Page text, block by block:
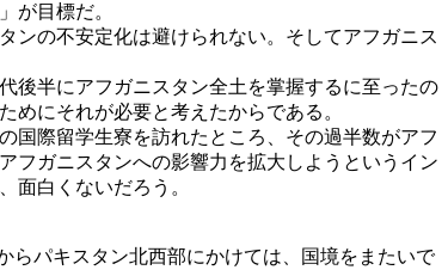
が目標だ。
ンの不安定化は避けられない。そしてアフガニス
後半にアフガニスタン全土を掌握するに至ったの
にそれが必要と考えたからである。
国際留学生寮を訪れたところ、その過半数がアフ
フガニスタンへの影響力を拡大しようというイン
面白くないだろう。
らパキスタン北西部にかけては、国境をまたいで